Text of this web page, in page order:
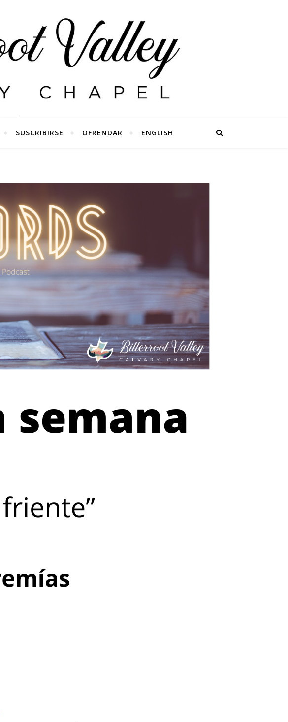
SUSCRIBIRSE OFRENDAR ENGLISH